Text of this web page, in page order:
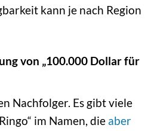
kann je nach Region
von „100.000 Dollar für
Nachfolger. Es gibt viele
im Namen, die aber